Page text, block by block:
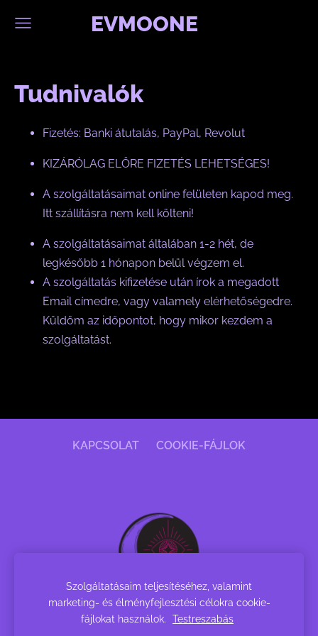
EVMOONE
Tudnivalók
Fizetés: Banki átutalás, PayPal, Revolut
KIZÁRÓLAG ELŐRE FIZETÉS LEHETSÉGES!
A szolgáltatásaimat online felületen kapod meg.
Itt szállításra nem kell költeni!
A szolgáltatásaimat általában 1-2 hét, de
legkésőbb 1 hónapon belül végzem el.
A szolgáltatás kifizetése után írok a megadott
Email címedre, vagy valamely elérhetőségedre.
Küldöm az időpontot, hogy mikor kezdem a
szolgáltatást.
KAPCSOLAT COOKIE-FÁJLOK
Szolgáltatásaim teljesítéséhez, valamint
marketing- és élményfejlesztési célokra cookie-
fájlokat használok. Testreszabás